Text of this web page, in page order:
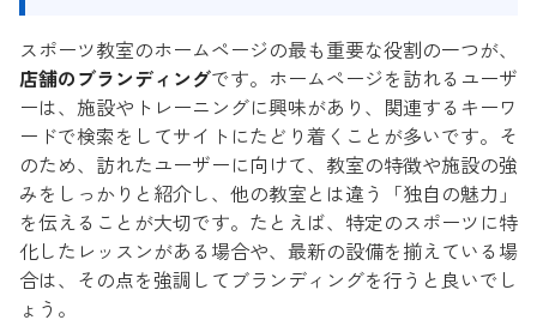
スポーツ教室のホームページの最も重要な役割の一つが、
店舗のブランディングです。ホームページを訪れるユーザ
ーは、施設やトレーニングに興味があり、関連するキーワ
ードで検索をしてサイトにたどり着くことが多いです。そ
のため、訪れたユーザーに向けて、教室の特徴や施設の強
みをしっかりと紹介し、他の教室とは違う「独自の魅力」
を伝えることが大切です。たとえば、特定のスポーツに特
化したレッスンがある場合や、最新の設備を揃えている場
合は、その点を強調してブランディングを行うと良いでし
ょう。